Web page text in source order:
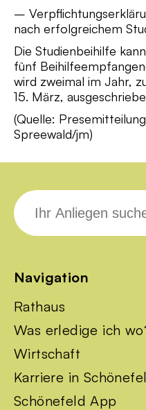
–
nach erfolgreichem
Die Studienbeihilfe
fünf
wird zweimal im Jahr,
15. März,
(Quelle:
Spreewald/jm)
Navigation
Rathaus
Was erledige ich
Wirtschaft
Karriere in
Schönefeld App
Suche
nach: